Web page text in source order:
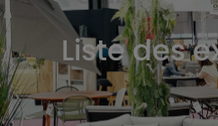
Liste des